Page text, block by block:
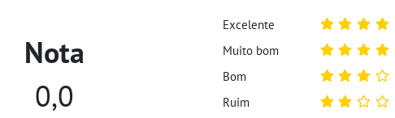
Nota
0,0
Excelente
Muito bom
Bom
Ruim